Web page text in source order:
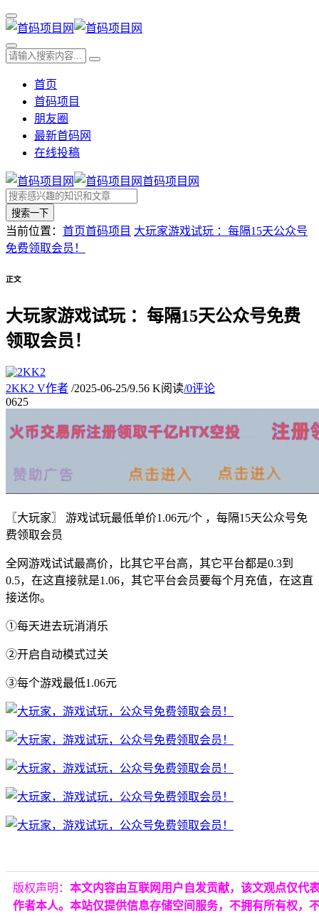
首页
首码项目
朋友圈
最新首码网
在线投稿
首码项目网
搜索一下
当前位置： 首页首码项目 大玩家游戏试玩 ：每隔15天公众号
免费领取会员！
正文
大玩家游戏试玩 ：每隔15天公众号免费
领取会员！
2KK2 V作者 /2025-06-25/9.56 K阅读/0评论
0625
〖大玩家〗 游戏试玩最低单价1.06元/个 ，每隔15天公众号免
费领取会员
全网游戏试试最高价，比其它平台高，其它平台都是0.3到
0.5，在这直接就是1.06，其它平台会员要每个月充值，在这直
接送你。
①每天进去玩消消乐
②开启自动模式过关
③每个游戏最低1.06元
版权声明： 本文内容由互联网用户自发贡献，该文观点仅代
作者本人。本站仅提供信息存储空间服务，不拥有所有权，